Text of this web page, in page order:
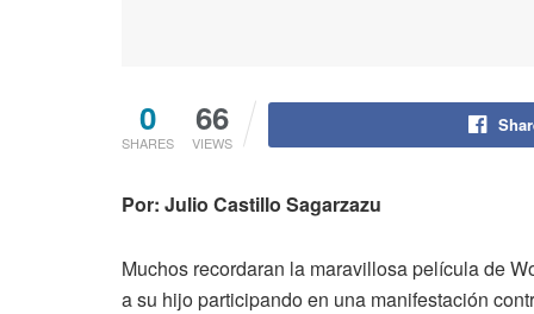
0
SHARES
66
VIEWS
Por: Julio Castillo Sagarzazu
Muchos recordaran la maravillosa película de
a su hijo participando en una manifestación